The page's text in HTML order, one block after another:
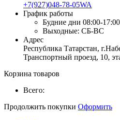
+7(927)048-78-05WA
График работы
Будние дни 08:00-17:00
Выходные: СБ-ВС
Адрес
Республика Татарстан,
Транспортный проезд, 10,
Корзина товаров
Всего:
Продолжить покупки Оформить